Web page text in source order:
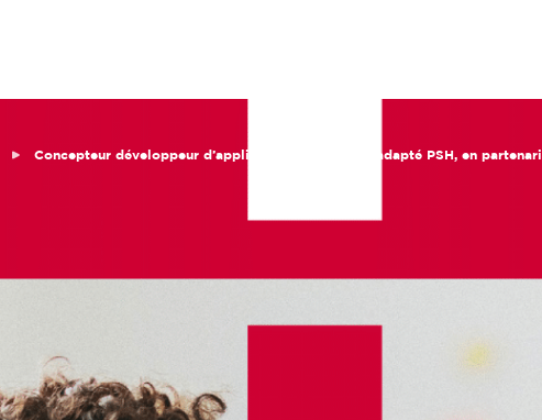
Concepteur développeur d’applications – Parcours adapté PSH, en